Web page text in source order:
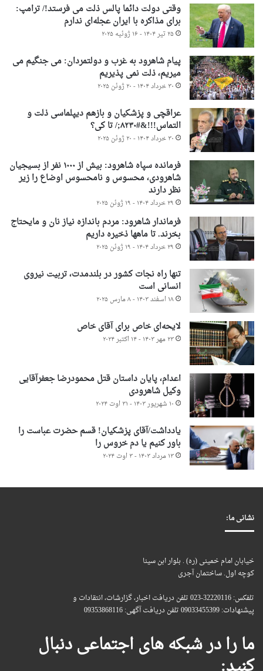
وقتی دولت دائما پالس ذلت می فرستد!/ ترامپ:
برای مذاکره با ایران عجله‌ای ندارم
۲۵ تیر ۱۴۰۴ - ۱۶ ژوئیه ۲۰۲۵
پیام شاهرود به غرب و دولتمردان: می جنگیم می
میریم، ذلت نمی پذیریم
۳۰ خرداد ۱۴۰۴ - ۲۰ ژوئن ۲۰۲۵
عراقچی و پزشکیان و بازهم دیپلماسی ذلت و
التماس!!!&#۸۲۳۰;/ تا کی؟
۳۰ خرداد ۱۴۰۴ - ۲۰ ژوئن ۲۰۲۵
فرمانده سپاه شاهرود: بیش از ۱۰۰۰ نفر از بسیجیان
شاهرودی، محسوس و نامحسوس اوضاع را زیر
نظر دارند
۲۹ خرداد ۱۴۰۴ - ۱۹ ژوئن ۲۰۲۵
فرماندار شاهرود: مردم باندازه نیاز نان و مایحتاج
بخرند. تا ماهها ذخیره داریم
۲۹ خرداد ۱۴۰۴ - ۱۹ ژوئن ۲۰۲۵
تنها راه نجات کشور در بلندمدت، تربیت نیروی
انسانی است
۱۸ اسفند ۱۴۰۳ - ۸ مارس ۲۰۲۵
لایحه‌ای خاص برای آقای خاص
۲۳ مهر ۱۴۰۳ - ۱۴ اکتبر ۲۰۲۴
اعدام، پایان داستان قتل محمودرضا جعفرآقایی
وکیل شاهرودی
۱۰ شهریور ۱۴۰۳ - ۳۱ اوت ۲۰۲۴
یادداشت/آقای پزشکیان! قسم حضرت عباست را
باور کنیم یا دم خروس را
۱۳ مرداد ۱۴۰۳ - ۳ اوت ۲۰۲۴
نشانی ما:
خیابان امام خمینی (ره) . بلوار ابن سینا
کوچه اول. ساختمان آجری
تلفکس: 32220116-023 تلفن دریافت اخبار، گزارشات، انتقادات و
پیشنهادات: 09033455399 تلفن دریافت آگهی: 09353868116
ما را در شبکه های اجتماعی دنبال